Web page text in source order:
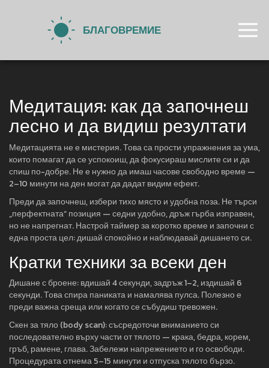
Медитация: как да започнеш
лесно и да видиш резултати
Медитацията не е мистерия. Това са прости упражнения за ума,
които помагат да се успокоиш, да фокусираш мислите си и да
спиш по-добре. Не е нужно да имаш часове свободно време —
2–10 минути на ден могат да дадат видим ефект.
Преди да започнеш, избери тихо място и удобна поза. Не търси
„перфектната“ позиция — седни удобно, дръж гърба изправен,
но не напрегнат. Настрой таймер за коротко време и започни с
една проста цел: дишай спокойно и наблюдавай дишането си.
Кратки техники за всеки ден
Дишане с броене: вдишай 4 секунди, задръж 1–2, издишай 6
секунди. Това спира паниката и намалява пулса. Полезно е
преди важна среща или когато се събудиш тревожен.
Скен за тяло (body scan): съсредоточи вниманието си
последователно върху части от тялото — крака, бедра, корем,
гръб, рамене, глава. Забележи напрежението и го освободи.
Процедурата отнема 5–15 минути и отпуска тялото бързо.